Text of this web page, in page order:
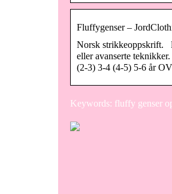
Fluffygenser –
Norsk strikkeoppskrift.
eller avanserte
(2-3) 3-4 (4-5) 5-6 år
Keywords: fluffy genser